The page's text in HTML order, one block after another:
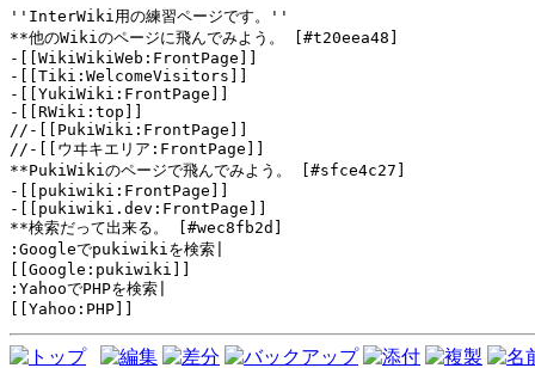
''InterWiki用の練習ページです。''
**他のWikiのページに飛んでみよう。 [#t20eea48]
-[[WikiWikiWeb:FrontPage]]
-[[Tiki:WelcomeVisitors]]
-[[YukiWiki:FrontPage]]
-[[RWiki:top]]
//-[[PukiWiki:FrontPage]]
//-[[ウヰキエリア:FrontPage]]
**PukiWikiのページで飛んでみよう。 [#sfce4c27]
-[[pukiwiki:FrontPage]]
-[[pukiwiki.dev:FrontPage]]
**検索だって出来る。 [#wec8fb2d]
:Googleでpukiwikiを検索|
[[Google:pukiwiki]]
:YahooでPHPを検索|
[[Yahoo:PHP]]